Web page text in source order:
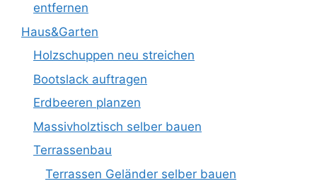
entfernen
Haus&Garten
Holzschuppen neu streichen
Bootslack auftragen
Erdbeeren planzen
Massivholztisch selber bauen
Terrassenbau
Terrassen Geländer selber bauen